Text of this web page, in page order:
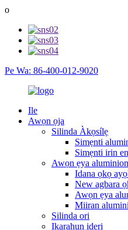
o
Pe Wa: 86-400-012-9020
Ile
Awọn ọja
Silinda Àkọsílẹ
Simẹnti
Simẹnti irin
Awọn ẹya
Idana ọkọ
New agbara
Awọn ẹya
Miiran
Silinda ori
Ikarahun ideri